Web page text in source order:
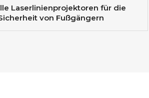
Laserlinienprojektoren für die
von Fußgängern